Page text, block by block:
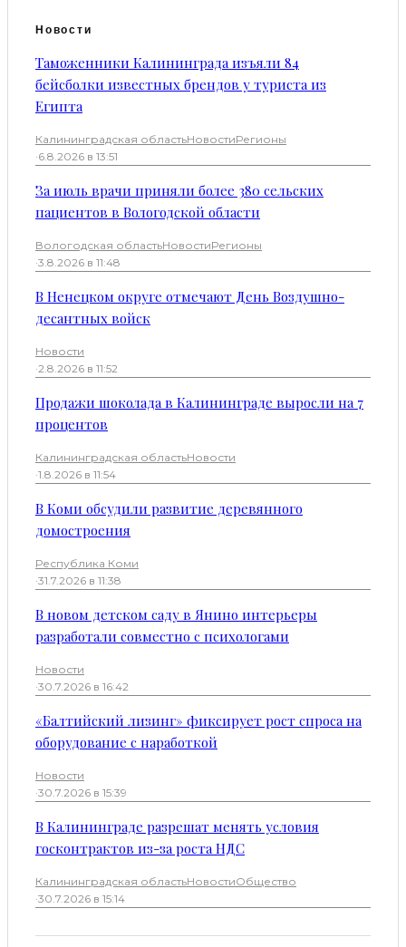
Новости
Таможенники Калининграда изъяли 84
бейсболки известных брендов у туриста из
Египта
Калининградская областьНовостиРегионы
·6.8.2026 в 13:51
За июль врачи приняли более 380 сельских
пациентов в Вологодской области
Вологодская областьНовостиРегионы
·3.8.2026 в 11:48
В Ненецком округе отмечают День Воздушно-
десантных войск
Новости
·2.8.2026 в 11:52
Продажи шоколада в Калининграде выросли на 7
процентов
Калининградская областьНовости
·1.8.2026 в 11:54
В Коми обсудили развитие деревянного
домостроения
Республика Коми
·31.7.2026 в 11:38
В новом детском саду в Янино интерьеры
разработали совместно с психологами
Новости
·30.7.2026 в 16:42
«Балтийский лизинг» фиксирует рост спроса на
оборудование с наработкой
Новости
·30.7.2026 в 15:39
В Калининграде разрешат менять условия
госконтрактов из-за роста НДС
Калининградская областьНовостиОбщество
·30.7.2026 в 15:14